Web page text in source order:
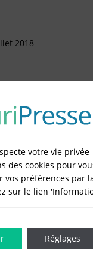
2018
2016
2015
EN LIGNE
votre vie privée
des cookies pour
vos préférences par
sur le lien
Réglages